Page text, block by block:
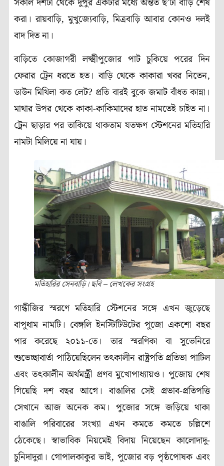
করা। রায়বাড়ি, মুখুজ্যেবাড়ি, মিত্রবাড়ি আবার কোনও দলই
বাদ দিত না।
বাড়িতে কোজাগরী লক্ষ্মীপুজোর পাট চুকিয়ে পরের দিন
ফেরার ট্রেন ধরতে হত। বাড়ি থেকে কাকারা খবর নিতেন,
ডাউন মিথিলা কত লেট? প্রতি বারই বুকে জমাট বাঁধত কান্না।
মাথার উপর থেকে কাকা-কাকিমাদের হাত নামতেই চাইত না।
ট্রেন ছাড়ার পর তাকিয়ে থাকতাম যতক্ষণ স্টেশনের মতিহারি
নামটা মিলিয়ে না যায়।
মতিহারির সেনবাড়ি। ছবি – লেখকের সংগ্রহ
গান্ধীজির স্মরণে মতিহারি স্টেশনের সঙ্গে এখন জুড়েছে
বাপুধাম নামটি। বেঙ্গলি ইনস্টিটিউটের পুজো একশো বছর
পার করেছে ২০১১-তে। তার স্মরণিকা বা সুভেনিরে
শুভেচ্ছাবার্তা পাঠিয়েছিলেন তৎকালীন রাষ্ট্রপতি প্রতিভা পাটিল
এবং তৎকালীন অর্থমন্ত্রী প্রণব মুখোপাধ্যায়ও। পুজোয় শেষ
গিয়েছি দশ বছর আগে। বাঙালির সেই প্রভাব-প্রতিপত্তি
সেখানে আজ অনেক কম। পুজোর সঙ্গে জড়িয়ে থাকা
বাঙালি পরিবারের সংখ্যা এখন কমতে কমতে চল্লিশে
ঠেকেছে। স্বাভাবিক নিয়মেই বিদায় নিয়েছেন কালোদাদু-
চুনিদাদুরা। গোপালকাকুর ভাই, পুজোর বড় পৃষ্ঠপোষক এবং